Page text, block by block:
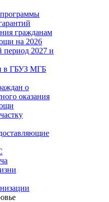
гражданам
на 2026
период 2027 и
в ГБУЗ МГБ
о
оказания